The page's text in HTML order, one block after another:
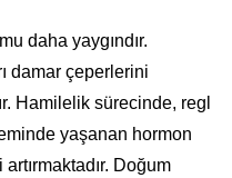
daha yaygındır.
damar çeperlerini
Hamilelik sürecinde, regl
yaşanan hormon
Doğum